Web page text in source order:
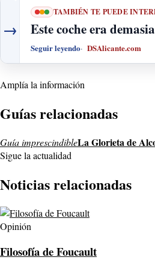
→
TAMBIÉN TE PUEDE
Este coche era
Seguir leyendo DSAlicante.com
Amplía la información
Guías relacionadas
Guía imprescindibleLa Glorieta de
Sigue la actualidad
Noticias relacionadas
Opinión
Filosofía de Foucault